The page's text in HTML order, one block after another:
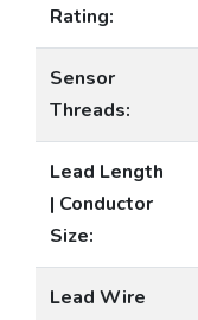
Rating:
Sensor
Threads:
Lead Length
| Conductor
Size:
Lead Wire